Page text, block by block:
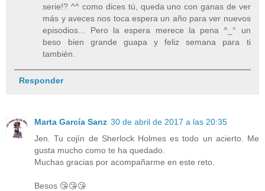
serie!? ^^ como dices tú, queda uno con ganas de ver
más y aveces nos toca espera un año para ver nuevos
episodios... Pero la espera merece la pena ^_° un
beso bien grande guapa y feliz semana para ti
también.
Responder
Marta García Sanz 30 de abril de 2017 a las 20:35
Jen. Tu cojín de Sherlock Holmes es todo un acierto. Me
gusta mucho como te ha quedado.
Muchas gracias por acompañarme en este reto.
Besos 😘😘😘